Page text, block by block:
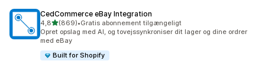
CedCommerce eBay Integration
4,8ud af 5 stjerner
(869)
869 anmeldelser i alt
•Gratis abonnement tilgængeligt
Opret opslag med AI, og tovejssynkroniser dit lager og dine ordrer
med eBay
Built for Shopify